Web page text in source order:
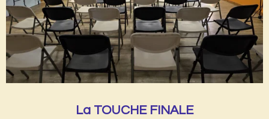
La TOUCHE FINALE